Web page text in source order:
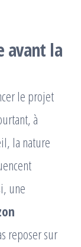
avant la
le projet
à
la nature
une
reposer sur